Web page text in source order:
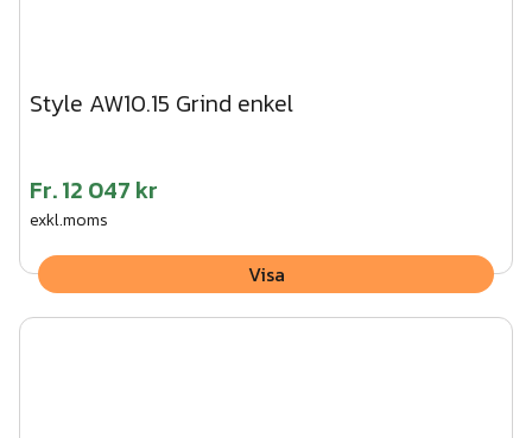
Style AW10.15 Grind enkel
Fr.12 047 kr
exkl.moms
Visa